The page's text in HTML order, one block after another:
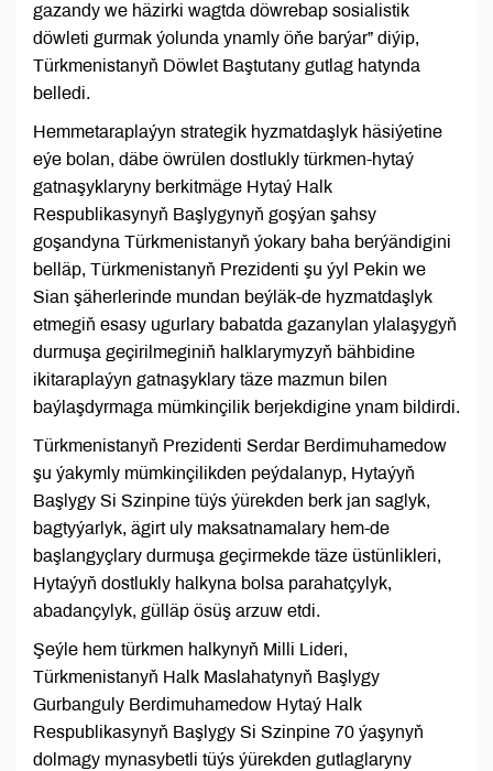
gazandy we häzirki wagtda döwrebap sosialistik
döwleti gurmak ýolunda ynamly öňe barýar” diýip,
Türkmenistanyň Döwlet Baştutany gutlag hatynda
belledi.
Hemmetaraplaýyn strategik hyzmatdaşlyk häsiýetine
eýe bolan, däbe öwrülen dostlukly türkmen-hytaý
gatnaşyklaryny berkitmäge Hytaý Halk
Respublikasynyň Başlygynyň goşýan şahsy
goşandyna Türkmenistanyň ýokary baha berýändigini
belläp, Türkmenistanyň Prezidenti şu ýyl Pekin we
Sian şäherlerinde mundan beýläk-de hyzmatdaşlyk
etmegiň esasy ugurlary babatda gazanylan ylalaşygyň
durmuşa geçirilmeginiň halklarymyzyň bähbidine
ikitaraplaýyn gatnaşyklary täze mazmun bilen
baýlaşdyrmaga mümkinçilik berjekdigine ynam bildirdi.
Türkmenistanyň Prezidenti Serdar Berdimuhamedow
şu ýakymly mümkinçilikden peýdalanyp, Hytaýyň
Başlygy Si Szinpine tüýs ýürekden berk jan saglyk,
bagtyýarlyk, ägirt uly maksatnamalary hem-de
başlangyçlary durmuşa geçirmekde täze üstünlikleri,
Hytaýyň dostlukly halkyna bolsa parahatçylyk,
abadançylyk, gülläp ösüş arzuw etdi.
Şeýle hem türkmen halkynyň Milli Lideri,
Türkmenistanyň Halk Maslahatynyň Başlygy
Gurbanguly Berdimuhamedow Hytaý Halk
Respublikasynyň Başlygy Si Szinpine 70 ýaşynyň
dolmagy mynasybetli tüýs ýürekden gutlaglaryny